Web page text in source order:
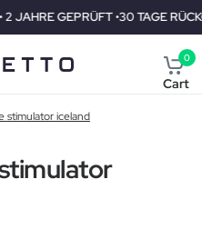
•30 TAGE
0
Cart
stimulator iceland